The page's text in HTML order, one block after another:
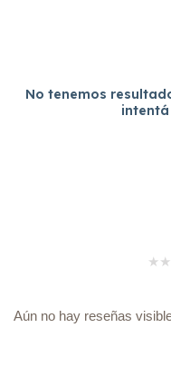
No tenemos
★ ★
Aún no hay reseñas